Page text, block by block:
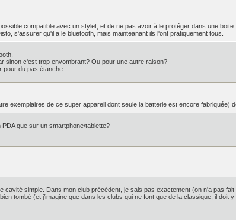
compatible avec un stylet, et de ne pas avoir à le protéger dans une
s'assurer qu'il a le bluetooth, mais mainteanant ils l'ont pratiquement tous.
sinon c'est trop envombrant? Ou pour une autre raison?
pour du pas étanche.
exemplaires de ce super appareil dont seule la batterie est encore fabriquée)
que sur un smartphone/tablette?
simple. Dans mon club précédent, je sais pas exactement (on n'a pas
tombé (et j’imagine que dans les clubs qui ne font que de la classique, il doit